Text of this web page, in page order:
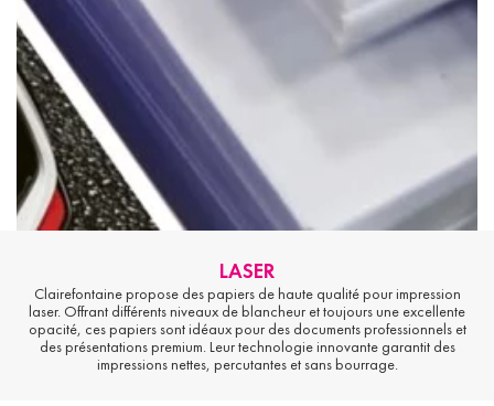
LASER
Clairefontaine propose des papiers de haute qualité pour impression
laser. Offrant différents niveaux de blancheur et toujours une excellente
opacité, ces papiers sont idéaux pour des documents professionnels et
des présentations premium. Leur technologie innovante garantit des
impressions nettes, percutantes et sans bourrage.